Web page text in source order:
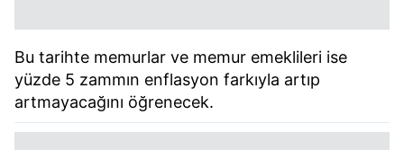
Bu tarihte memurlar ve memur emeklileri ise
yüzde 5 zammın enflasyon farkıyla artıp
artmayacağını öğrenecek.